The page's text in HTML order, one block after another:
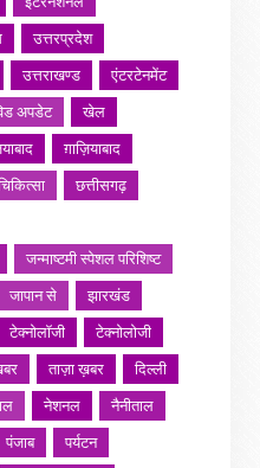
उत्तरप्रदेश
उत्तराखण्ड
एंटरटेनमेंट
अपडेट
खेल
ग़ाज़ियाबाद
छत्तीसगढ़
जन्माष्टमी स्पेशल परिशिष्ट
जापान से
झारखंड
टेक्नोलॉजी
टेक्नोलोजी
ताज़ा ख़बर
दिल्ली
नेशनल
नैनीताल
पंजाब
पर्यटन